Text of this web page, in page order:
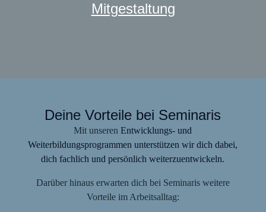
Mitgestaltung
Deine Vorteile bei Seminaris
Mit unserenEntwicklungs- und
Weiterbildungsprogrammen unterstützen wir dich dabei,
dich fachlich und persönlich weiterzuentwickeln.
Darüber hinaus erwarten dich bei Seminaris weitere
Vorteile im Arbeitsalltag: